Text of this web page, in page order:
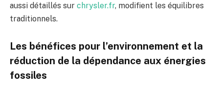
aussi détaillés sur chrysler.fr, modifient les équilibres
traditionnels.
Les bénéfices pour l’environnement et la
réduction de la dépendance aux énergies
fossiles